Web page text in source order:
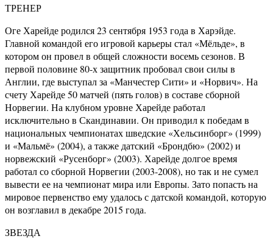
ТРЕНЕР
Оге Харейде родился 23 сентября 1953 года в Харэйде.
Главной командой его игровой карьеры стал «Мёльде», в
котором он провел в общей сложности восемь сезонов. В
первой половине 80-х защитник пробовал свои силы в
Англии, где выступал за «Манчестер Сити» и «Норвич». На
счету Харейде 50 матчей (пять голов) в составе сборной
Норвегии. На клубном уровне Харейде работал
исключительно в Скандинавии. Он приводил к победам в
национальных чемпионатах шведские «Хельсинборг» (1999)
и «Мальмё» (2004), а также датский «Брондбю» (2002) и
норвежский «Русенборг» (2003). Харейде долгое время
работал со сборной Норвегии (2003-2008), но так и не сумел
вывести ее на чемпионат мира или Европы. Зато попасть на
мировое первенство ему удалось с датской командой, которую
он возглавил в декабре 2015 года.
ЗВЕЗДА